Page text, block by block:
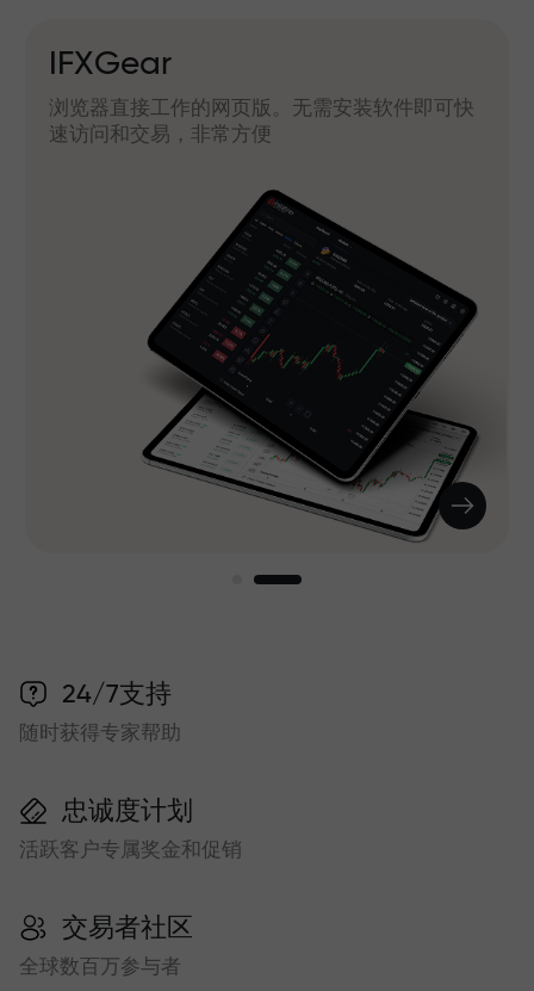
IFXGear
浏览器直接工作的网页版。无需安装软件即可快
速访问和交易，非常方便
24/7支持
随时获得专家帮助
忠诚度计划
活跃客户专属奖金和促销
交易者社区
全球数百万参与者